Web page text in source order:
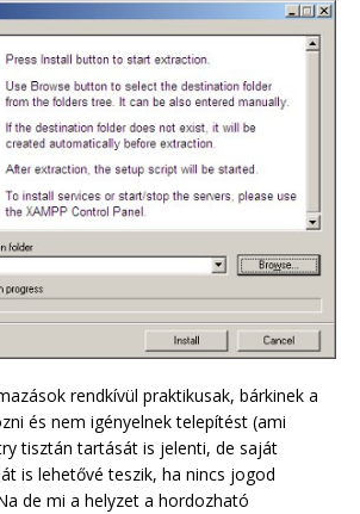
rendkívül praktikusak, bárkinek a
és nem igényelnek telepítést (ami
tisztán tartását is jelenti, de saját
is lehetővé teszik, ha nincs jogod
de mi a helyzet a hordozható